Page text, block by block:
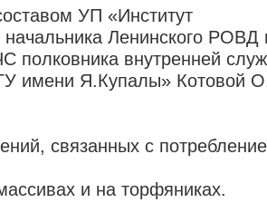
УП «Институт
Ленинского РОВД
полковника внутренней
имени Я.Купалы» Котовой
связанных с
и на торфяниках.